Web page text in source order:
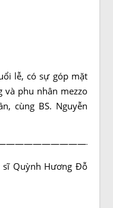
lễ, có sự góp mặt
và phu nhân mezzo
cùng BS. Nguyễn
sĩ Quỳnh Hương Đỗ